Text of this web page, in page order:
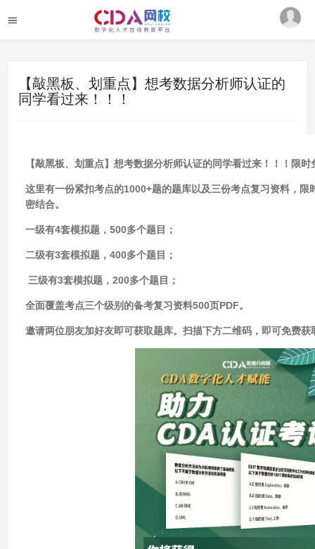
【敲黑板、划重点】想考数据分析师认证的
同学看过来！！！
【敲黑板、划重点】想考数据分析师认证的同学看过来！！！限时
这里有一份紧扣考点的1000+题的题库以及三份考点复习资料，限
密结合。
一级有4套模拟题，500多个题目；
二级有3套模拟题，400多个题目；
三级有3套模拟题，200多个题目；
全面覆盖考点三个级别的备考复习资料500页PDF。
邀请两位朋友加好友即可获取题库。扫描下方二维码，即可免费